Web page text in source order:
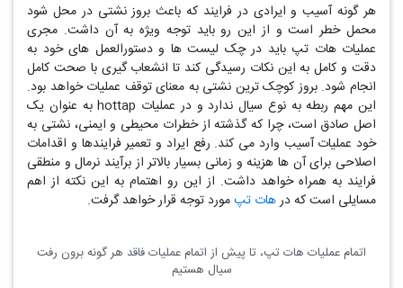
هر گونه آسیب و ایرادی در فرایند که باعث بروز نشتی در محل شود
محمل خطر است و از این رو باید توجه ویژه به آن داشت. مجری
عملیات هات تپ باید در چک لیست ها و دستورالعمل های خود به
دقت و کامل به این نکات رسیدگی کند تا انشعاب گیری با صحت کامل
انجام شود. بروز کوچک ترین نشتی به معنای توقف عملیات خواهد بود.
این مهم ربطه به نوع سیال ندارد و در عملیات hottap به عنوان یک
اصل صادق است، چرا که گذشته از خطرات محیطی و ایمنی، نشتی به
خود عملیات آسیب وارد می کند. رفع ایراد و تعمیر فرایندها و اقدامات
اصلاحی برای آن ها هزینه و زمانی بسیار بالاتر از برآیند نرمال و منطقی
فرایند به همراه خواهد داشت. از این رو اهتمام به این نکته از اهم
مسایلی است که درهات تپمورد توجه قرار خواهد گرفت.
اتمام عملیات هات تپ، تا پیش از اتمام عملیات فاقد هر گونه برون رفت
سیال هستیم